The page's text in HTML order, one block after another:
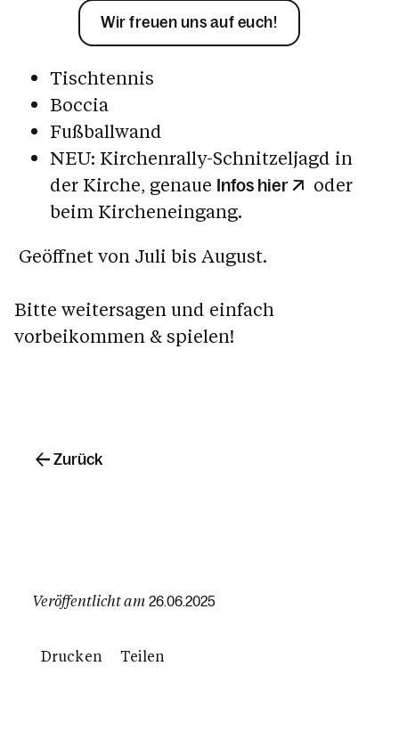
Wir freuen uns auf euch!
Tischtennis
Boccia
Fußballwand
NEU: Kirchenrally-Schnitzeljagd in
der Kirche, genaue Infos hier
oder
beim Kircheneingang.
Geöffnet von Juli bis August.
Bitte weitersagen und einfach
vorbeikommen & spielen!
Veröffentlicht am 26.06.2025
Drucken Teilen
Zurück